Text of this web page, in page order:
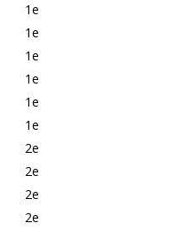
1e
1e
1e
1e
1e
1e
2e
2e
2e
2e